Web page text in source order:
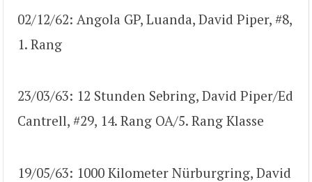
02/12/62: Angola GP, Luanda, David Piper, #8,
1. Rang
23/03/63: 12 Stunden Sebring, David Piper/Ed
Cantrell, #29, 14. Rang OA/5. Rang Klasse
19/05/63: 1000 Kilometer Nürburgring, David